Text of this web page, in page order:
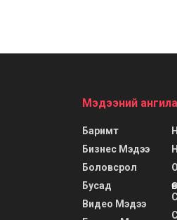
Мэдээний
Баримт
Бизнес Мэдээ
Боловсрол
Бусад
Видео Мэдээ